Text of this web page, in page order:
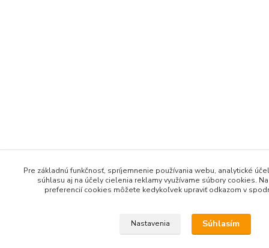
Pre základnú funkčnosť, spríjemnenie používania webu, analytické
súhlasu aj na účely cielenia reklamy využívame súbory cookies.
preferencií cookies môžete kedykoľvek upraviť odkazom v
Nastavenia Súhlasím